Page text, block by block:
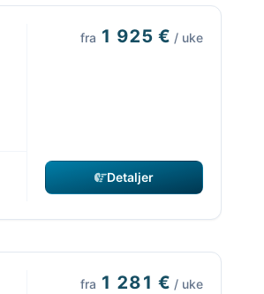
fra 1 925 € / uke
Detaljer
fra 1 281 € / uke